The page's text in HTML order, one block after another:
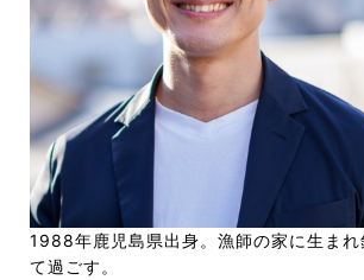
1988年鹿児島県出身。漁師の家に生まれ
て過ごす。